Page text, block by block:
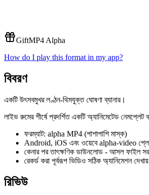
GiftMP4 Alpha
How do I play this format in my app?
বিবরণ
একটি উৎসবমুখর লণ্ঠন-থিমযুক্ত ঘোষণা ব্যানার।
লাইভ রুমের শীর্ষে প্রদর্শিত একটি অ্যানিমেটেড নেমপ্লেট
ফরম্যাট: alpha MP4 (পাশাপাশি মাস্ক)
Android, iOS এবং ওয়েবে alpha-video
কেনার পর তাৎক্ষণিক ডাউনলোড - আসল ফাইল
রেকর্ড করা পূর্বরূপ ভিডিও সঠিক অ্যানিমেশন দেখায়
রিভিউ